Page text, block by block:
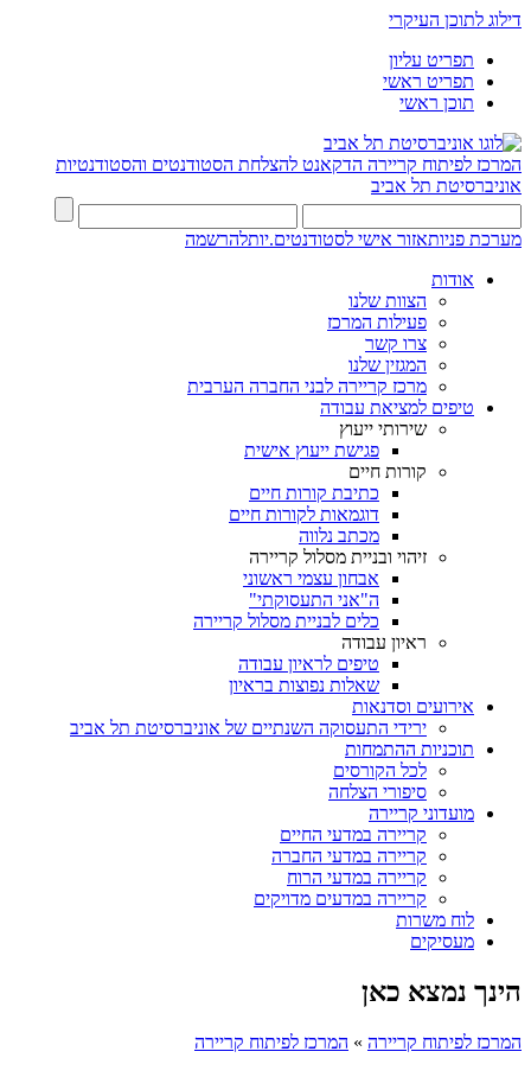
דילוג לתוכן העיקרי
תפריט עליון
תפריט ראשי
תוכן ראשי
המרכז לפיתוח קריירה הדקאנט להצלחת הסטודנטים והסטודנטיות
אוניברסיטת תל אביב
מערכת פניותאזור אישי לסטודנטים.יותלהרשמה
אודות
הצוות שלנו
פעילות המרכז
צרו קשר
המגזין שלנו
מרכז קריירה לבני החברה הערבית
טיפים למציאת עבודה
שירותי ייעוץ
פגישת ייעוץ אישית
קורות חיים
כתיבת קורות חיים
דוגמאות לקורות חיים
מכתב נלווה
זיהוי ובניית מסלול קריירה
אבחון עצמי ראשוני
ה"אני התעסוקתי"
כלים לבניית מסלול קריירה
ראיון עבודה
טיפים לראיון עבודה
שאלות נפוצות בראיון
אירועים וסדנאות
ירידי התעסוקה השנתיים של אוניברסיטת תל אביב
תוכניות ההתמחות
לכל הקורסים
סיפורי הצלחה
מועדוני קריירה
קריירה במדעי החיים
קריירה במדעי החברה
קריירה במדעי הרוח
קריירה במדעים מדויקים
לוח משרות
מעסיקים
הינך נמצא כאן
המרכז לפיתוח קריירה » המרכז לפיתוח קריירה